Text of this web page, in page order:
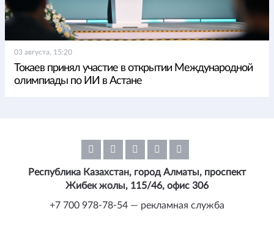
03 августа, 15:20
Токаев принял участие в открытии Международной
олимпиады по ИИ в Астане
Республика Казахстан, город Алматы, проспект
Жибек жолы, 115/46, офис 306
+7 700 978-78-54 — рекламная служба